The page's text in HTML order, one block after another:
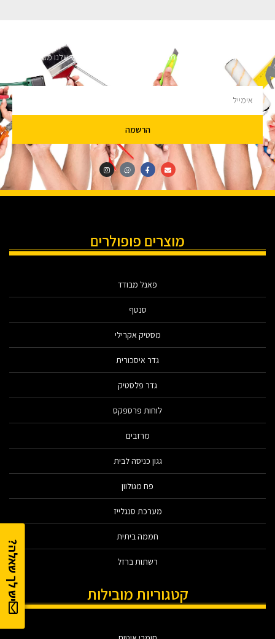
יש לך שאלה?
השארו מעודכנים
מעוניינים לקבל עדכונים על מבצעים והנחות הירשמו לניוזלטר שלנו מבטיחים לא
הרשמה
מוצרים פופולרים
פאנל מבודד
סנטף
מסטיק אקרילי
גדר איסכורית
גדר פלסטיק
לוחות פרספקס
מרזבים
גגון כניסה לבית
פח מגולוון
מערכת סנגלייז
חממה ביתית
רשתות ברזל
קטגוריות מובילות